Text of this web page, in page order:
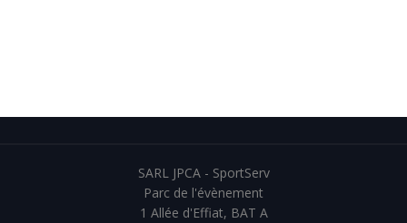
SARL JPCA - SportServ
Parc de l'évènement
1 Allée d'Effiat, BAT A